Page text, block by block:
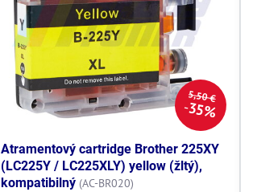
5,50 €
35%
Atramentový cartridge Brother 225XY
(LC225Y / LC225XLY) yellow (žltý),
kompatibilný (AC-BR020)